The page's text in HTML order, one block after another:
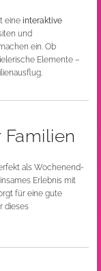
eineinteraktive
und
ein. Ob
Elemente –
als Wochenend-
Erlebnis mit
für eine gute
dieses